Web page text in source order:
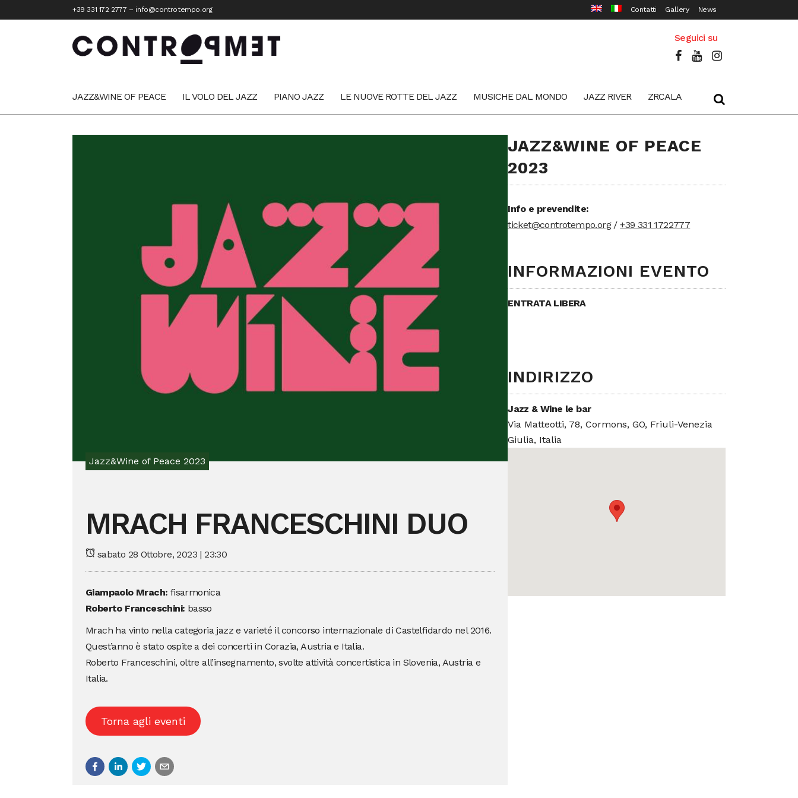
+39 331 172 2777 – info@controtempo.org Contatti Gallery News
Seguici su
JAZZ&WINE OF PEACE IL VOLO DEL JAZZ PIANO JAZZ LE NUOVE ROTTE DEL JAZZ MUSICHE DAL MONDO JAZZ RIVER ZRCALA
Jazz&Wine of Peace 2023
MRACH FRANCESCHINI DUO
sabato 28 Ottobre, 2023 | 23:30
Giampaolo Mrach: fisarmonica
Roberto Franceschini: basso
Mrach ha vinto nella categoria jazz e varieté il concorso internazionale di Castelfidardo nel 2016.
Quest’anno è stato ospite a dei concerti in Corazia, Austria e Italia.
Roberto Franceschini, oltre all’insegnamento, svolte attività concertistica in Slovenia, Austria e
Italia.
Torna agli eventi
JAZZ&WINE OF PEACE
2023
Info e prevendite:
ticket@controtempo.org/+39 331 1722777
INFORMAZIONI EVENTO
ENTRATA LIBERA
INDIRIZZO
Jazz & Wine le bar
Via Matteotti, 78, Cormons, GO, Friuli-Venezia
Giulia, Italia